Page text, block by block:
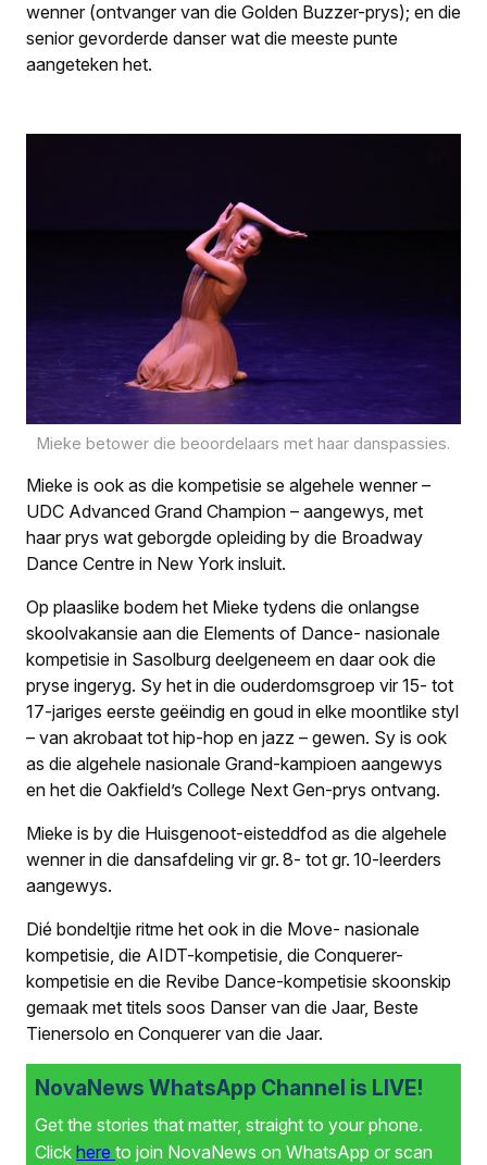
wenner (ontvanger van die Golden Buzzer-prys); en die
senior gevorderde danser wat die meeste punte
aangeteken het.
Mieke betower die beoordelaars met haar danspassies.
Mieke is ook as die kompetisie se algehele wenner –
UDC Advanced Grand Champion – aangewys, met
haar prys wat geborgde opleiding by die Broadway
Dance Centre in New York insluit.
Op plaaslike bodem het Mieke tydens die onlangse
skoolvakansie aan die Elements of Dance- nasionale
kompetisie in Sasolburg deelgeneem en daar ook die
pryse ingeryg. Sy het in die ouderdomsgroep vir 15- tot
17-jariges eerste geëindig en goud in elke moontlike styl
– van akrobaat tot hip-hop en jazz – gewen. Sy is ook
as die algehele nasionale Grand-kampioen aangewys
en het die Oakfield’s College Next Gen-prys ontvang.
Mieke is by die Huisgenoot-eisteddfod as die algehele
wenner in die dansafdeling vir gr. 8- tot gr. 10-leerders
aangewys.
Dié bondeltjie ritme het ook in die Move- nasionale
kompetisie, die AIDT-kompetisie, die Conquerer-
kompetisie en die Revibe Dance-kompetisie skoonskip
gemaak met titels soos Danser van die Jaar, Beste
Tienersolo en Conquerer van die Jaar.
NovaNews WhatsApp Channel is LIVE!
Get the stories that matter, straight to your phone.
Click here to join NovaNews on WhatsApp or scan